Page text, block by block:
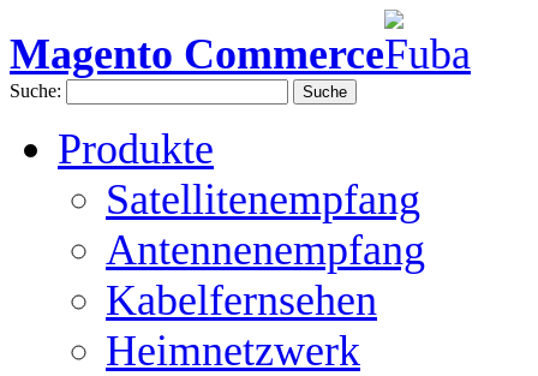
Magento Commerce
Suche: Suche
Produkte
Satellitenempfang
Antennenempfang
Kabelfernsehen
Heimnetzwerk